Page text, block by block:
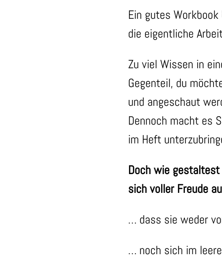
Ein gutes
die eigentliche
Zu viel Wissen in
Gegenteil, du
und angeschaut
Dennoch macht es
im Heft
Doch wie gestaltest
sich voller Freude
… dass sie weder
… noch sich im